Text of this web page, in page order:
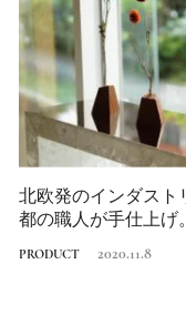
北欧発のインダスト
都の職人が手仕上げ
PRODUCT 2020.11.8
日本の都市は緑地
い？都市開発のキ
化”にあり！｜み
るまちづくり①